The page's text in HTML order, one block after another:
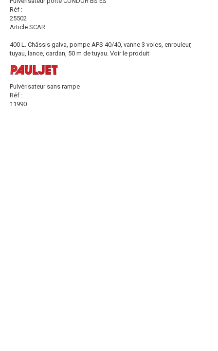
Réf :
25502
Article SCAR
400 L. Châssis galva, pompe APS 40/40, vanne 3 voies, enrouleur,
tuyau, lance, cardan, 50 m de tuyau. Voir le produit
Pulvérisateur sans rampe
Réf :
11990